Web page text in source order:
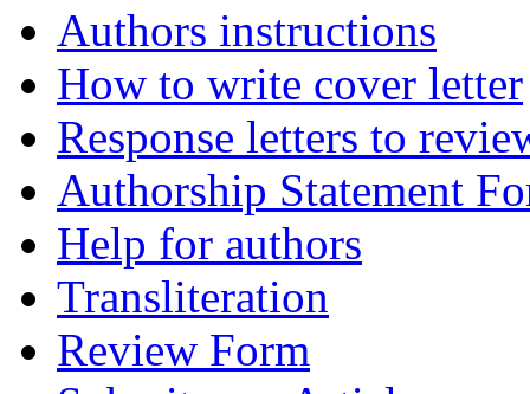
Authors instructions
How to write cover letter
Response letters to
Authorship Statement
Help for authors
Transliteration
Review Form